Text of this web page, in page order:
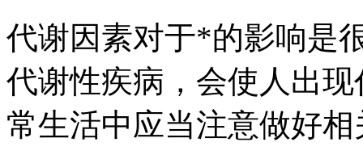
代谢因素对于*的影响是
代谢性疾病，会使人出
常生活中应当注意做好